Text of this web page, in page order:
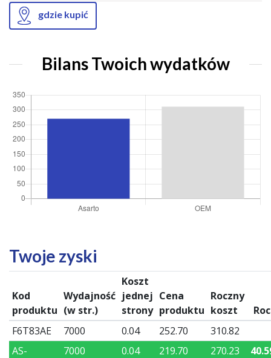
gdzie kupić
Bilans Twoich wydatków
Twoje zyski
Kod
produktu
Wydajność
(w str.)
Koszt
jednej
strony
Cena
produktu
Roczny
koszt
F6T83AE
7000 0.04 252.70
310.82
AS-
7000 0.04 219.70 270.23